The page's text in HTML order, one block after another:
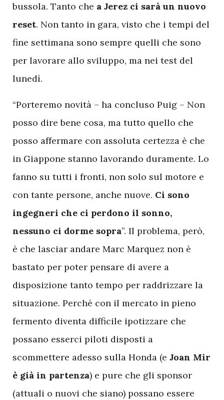
bussola. Tanto che a Jerez ci sarà un nuovo
reset. Non tanto in gara, visto che i tempi del
fine settimana sono sempre quelli che sono
per lavorare allo sviluppo, ma nei test del
lunedì.
“Porteremo novità – ha concluso Puig – Non
posso dire bene cosa, ma tutto quello che
posso affermare con assoluta certezza è che
in Giappone stanno lavorando duramente. Lo
fanno su tutti i fronti, non solo sul motore e
con tante persone, anche nuove. Ci sono
ingegneri che ci perdono il sonno,
nessuno ci dorme sopra”. Il problema, però,
è che lasciar andare Marc Marquez non è
bastato per poter pensare di avere a
disposizione tanto tempo per raddrizzare la
situazione. Perché con il mercato in pieno
fermento diventa difficile ipotizzare che
possano esserci piloti disposti a
scommettere adesso sulla Honda (e Joan Mir
è già in partenza) e pure che gli sponsor
(attuali o nuovi che siano) possano essere